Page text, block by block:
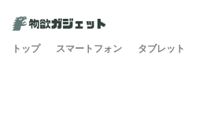
トップ スマートフォン タブレット